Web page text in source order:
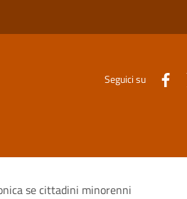
Seguici su
se cittadini minorenni